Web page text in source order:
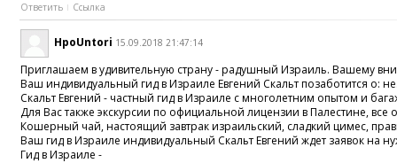
Ответить Ссылка
HpoUntori 15.09.2018 21:47:14
Приглашаем в удивительную страну - радушный Израиль. Вашему
Ваш индивидуальный гид в Израиле Евгений Скальт позаботится
Скальт Евгений - частный гид в Израиле с многолетним опытом и
Для Вас также экскурсии по официальной лицензии в Палестине,
Кошерный чай, настоящий завтрак израильский, сладкий цимес,
Ваш гид в Израиле индивидуальный Скальт Евгений ждет заявок на
Гид в Израиле -